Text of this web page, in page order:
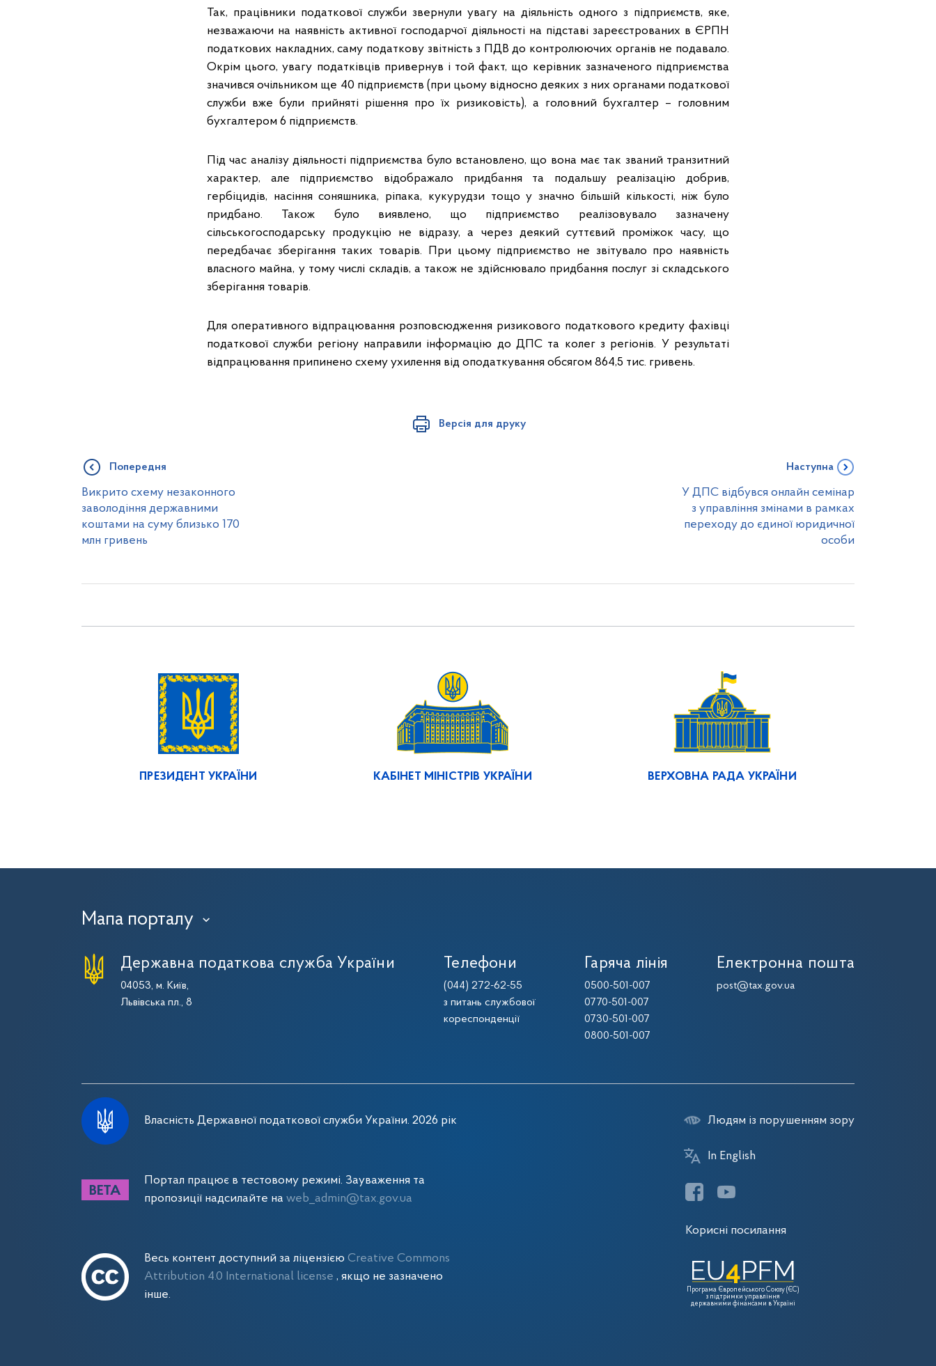
Так, працівники податкової служби звернули увагу на діяльність одного з підприємств, яке,
незважаючи на наявність активної господарчої діяльності на підставі зареєстрованих в ЄРПН
податкових накладних, саму податкову звітність з ПДВ до контролюючих органів не подавало.
Окрім цього, увагу податківців привернув і той факт, що керівник зазначеного підприємства
значився очільником ще 40 підприємств (при цьому відносно деяких з них органами податкової
служби вже були прийняті рішення про їх ризиковість), а головний бухгалтер – головним
бухгалтером 6 підприємств.
Під час аналізу діяльності підприємства було встановлено, що вона має так званий транзитний
характер, але підприємство відображало придбання та подальшу реалізацію добрив,
гербіцидів, насіння соняшника, ріпака, кукурудзи тощо у значно більшій кількості, ніж було
придбано. Також було виявлено, що підприємство реалізовувало зазначену
сільськогосподарську продукцію не відразу, а через деякий суттєвий проміжок часу, що
передбачає зберігання таких товарів. При цьому підприємство не звітувало про наявність
власного майна, у тому числі складів, а також не здійснювало придбання послуг зі складського
зберігання товарів.
Для оперативного відпрацювання розповсюдження ризикового податкового кредиту фахівці
податкової служби регіону направили інформацію до ДПС та колег з регіонів. У результаті
відпрацювання припинено схему ухилення від оподаткування обсягом 864,5 тис. гривень.
Версія для друку
Попередня
Викрито схему незаконного
заволодіння державними
коштами на суму близько 170
млн гривень
Наступна
У ДПС відбувся онлайн семінар
з управління змінами в рамках
переходу до єдиної юридичної
особи
ПРЕЗИДЕНТ УКРАЇНИ КАБІНЕТ МІНІСТРІВ УКРАЇНИ ВЕРХОВНА РАДА УКРАЇНИ
Мапа порталу ›
Державна податкова служба України
04053, м. Київ,
Львівська пл., 8
Телефони
(044) 272-62-55
з питань службової
кореспонденції
Гаряча лінія
0500-501-007
0770-501-007
0730-501-007
0800-501-007
Електронна пошта
post@tax.gov.ua
Власність Державної податкової служби України. 2026 рік
Портал працює в тестовому режимі. Зауваження та
пропозиції надсилайте на web_admin@tax.gov.ua
Весь контент доступний за ліцензією Creative Commons
Attribution 4.0 International license , якщо не зазначено
інше.
Людям із порушенням зору
In English
Корисні посилання
Програма Європейського Союзу (ЄС)
з підтримки управління
державними фінансами в Україні